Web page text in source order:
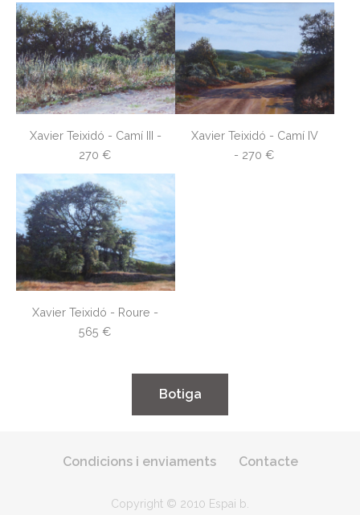
Xavier Teixidó - Camí III -
270 €
Xavier Teixidó - Camí IV
- 270 €
Xavier Teixidó - Roure -
565 €
​​Botiga​​
Condicions i enviaments Contacte
Copyright © 2010 Espai b